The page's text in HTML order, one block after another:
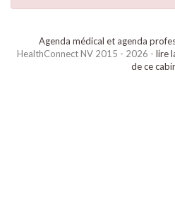
Agenda médical et agenda
HealthConnect NV 2015 - 2026 - lire
de ce